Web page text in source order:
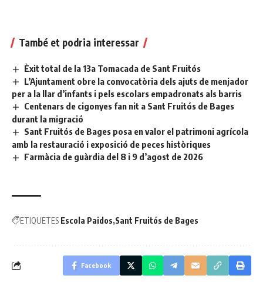
També et podria interessar
Èxit total de la 13a Tomacada de Sant Fruitós
L’Ajuntament obre la convocatòria dels ajuts de menjador
per a la llar d’infants i pels escolars empadronats als barris
Centenars de cigonyes fan nit a Sant Fruitós de Bages
durant la migració
Sant Fruitós de Bages posa en valor el patrimoni agrícola
amb la restauració i exposició de peces històriques
Farmàcia de guàrdia del 8 i 9 d’agost de 2026
ETIQUETES Escola Paidos Sant Fruitós de Bages
Facebook